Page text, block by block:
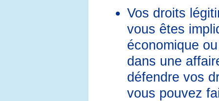
Vos droits
vous êtes
économique
dans une
défendre vos
vous pouvez